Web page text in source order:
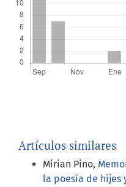
Artículos similares
Mirian Pino,
la poesía de hijes